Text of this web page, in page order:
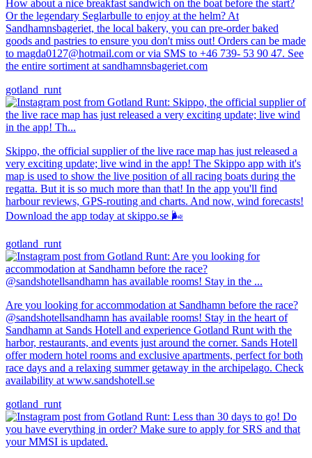
How about a nice breakfast sandwich on the boat before the start?
Or the legendary Seglarbulle to enjoy at the helm? At
Sandhamnsbageriet, the local bakery, you can pre-order baked
goods and pastries to ensure you don't miss out! Orders can be made
to magda0127@hotmail.com or via SMS to +46 739- 53 90 47. See
the entire sortiment at sandhamnsbageriet.com
gotland_runt
Skippo, the official supplier of the live race map has just released a
very exciting update; live wind in the app! The Skippo app with it's
map is used to show the live position of all racing boats during the
regatta. But it is so much more than that! In the app you'll find
harbour reviews, GPS-routing and charts. And now, wind forecasts!
Download the app today at skippo.se 🌬️
gotland_runt
Are you looking for accommodation at Sandhamn before the race?
@sandshotellsandhamn has available rooms! Stay in the heart of
Sandhamn at Sands Hotell and experience Gotland Runt with the
harbor, restaurants, and events just around the corner. Sands Hotell
offer modern hotel rooms and exclusive apartments, perfect for both
race days and a relaxing summer getaway in the archipelago. Check
availability at www.sandshotell.se
gotland_runt